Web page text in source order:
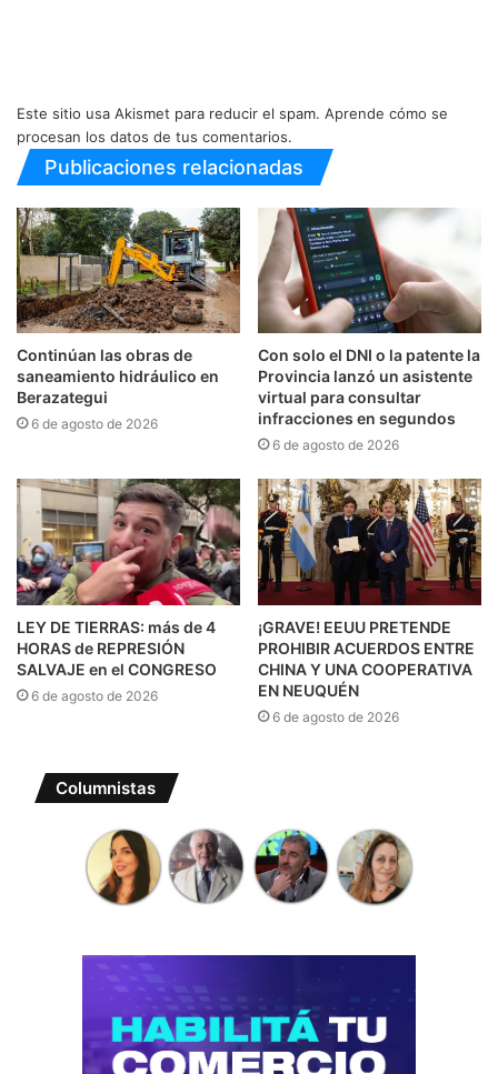
Este sitio usa Akismet para reducir el spam. Aprende cómo se
procesan los datos de tus comentarios.
Publicaciones relacionadas
Continúan las obras de
saneamiento hidráulico en
Berazategui
6 de agosto de 2026
Con solo el DNI o la patente la
Provincia lanzó un asistente
virtual para consultar
infracciones en segundos
6 de agosto de 2026
LEY DE TIERRAS: más de 4
HORAS de REPRESIÓN
SALVAJE en el CONGRESO
6 de agosto de 2026
¡GRAVE! EEUU PRETENDE
PROHIBIR ACUERDOS ENTRE
CHINA Y UNA COOPERATIVA
EN NEUQUÉN
6 de agosto de 2026
Columnistas